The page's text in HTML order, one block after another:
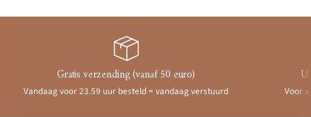
Gratis verzending (vanaf 50 euro)
Vandaag voor 23.59 uur besteld = vandaag verstuurd Voor